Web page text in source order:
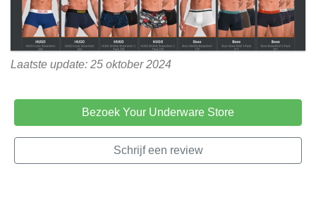
Laatste update: 25 oktober 2024
Bezoek Your Underware Store
Schrijf een review